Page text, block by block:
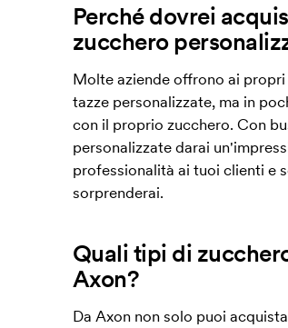
Perché dovrei
zucchero
Molte aziende offrono ai
tazze personalizzate, ma in
con il proprio zucchero. Con
personalizzate darai
professionalità ai tuoi clienti e
sorprenderai.
Quali tipi di
Axon?
Da Axon non solo puoi